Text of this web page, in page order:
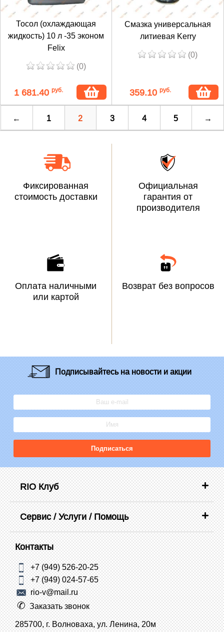
Тосол (охлаждающая
жидкость) 10 л -35 эконом
Felix
(0)
1 681.40 руб.
Смазка универсальная
литиевая Kerry
(0)
359.10 руб.
← 1 2 3 4 5 →
Фиксированная
стоимость доставки
Официальная
гарантия от
производителя
Оплата наличными
или картой
Возврат без вопросов
Подписывайтесьна новости и акции
Подписаться
RIO Клуб
Сервис / Услуги / Помощь
Контакты
+7 (949) 526-20-25
+7 (949) 024-57-65
rio-v@mail.ru
Заказать звонок
285700, г. Волноваха, ул. Ленина, 20м